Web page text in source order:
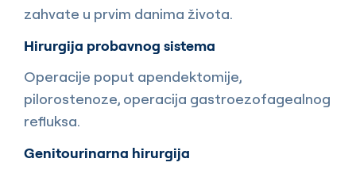
zahvate u prvim danima života.
Hirurgija probavnog sistema
Operacije poput apendektomije,
pilorostenoze, operacija gastroezofagealnog
refluksa.
Genitourinarna hirurgija